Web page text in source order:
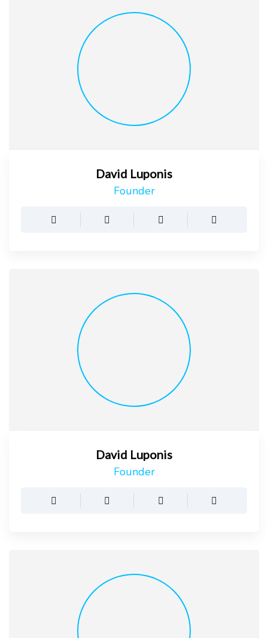
David Luponis
Founder
David Luponis
Founder